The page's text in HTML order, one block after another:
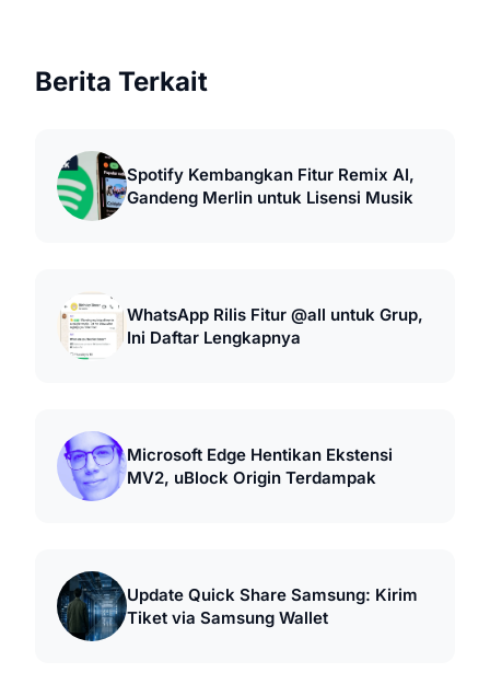
Berita Terkait
Spotify Kembangkan Fitur Remix AI,
Gandeng Merlin untuk Lisensi Musik
WhatsApp Rilis Fitur @all untuk Grup,
Ini Daftar Lengkapnya
Microsoft Edge Hentikan Ekstensi
MV2, uBlock Origin Terdampak
Update Quick Share Samsung: Kirim
Tiket via Samsung Wallet